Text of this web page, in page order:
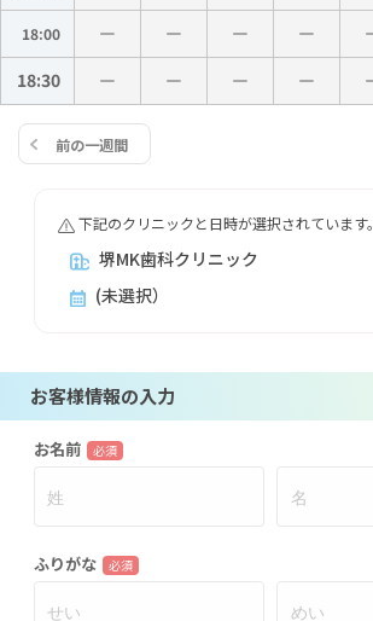
18:00
18:30
前の一週間
下記のクリニックと日時が選択されています。
堺MK歯科クリニック
(未選択）
お客様情報の入力
お名前 必須
ふりがな 必須